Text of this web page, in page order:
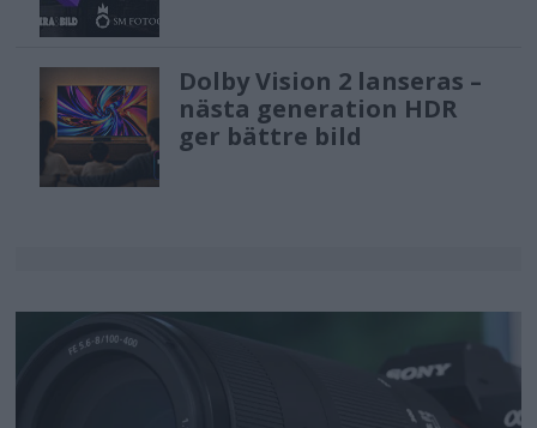
Dolby Vision 2 lanseras –
nästa generation HDR
ger bättre bild